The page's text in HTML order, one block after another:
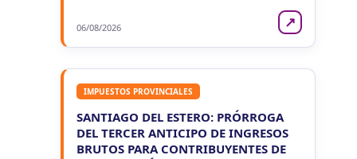
06/08/2026 ↗
IMPUESTOS PROVINCIALES
SANTIAGO DEL ESTERO: PRÓRROGA
DEL TERCER ANTICIPO DE INGRESOS
BRUTOS PARA CONTRIBUYENTES DE